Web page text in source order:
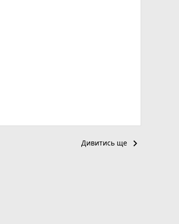
Дивитись ще keyboard_arrow_right